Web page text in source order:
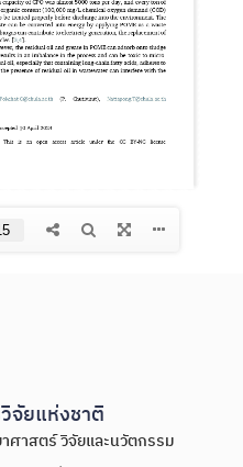
จัยแห่งชาติ
ศาสตร์ วิจัยและนวัตกรรม